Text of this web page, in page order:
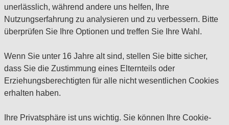
unerlässlich, während andere uns helfen, Ihre
Nutzungserfahrung zu analysieren und zu verbessern. Bitte
überprüfen Sie Ihre Optionen und treffen Sie Ihre Wahl.
Wenn Sie unter 16 Jahre alt sind, stellen Sie bitte sicher,
dass Sie die Zustimmung eines Elternteils oder
Erziehungsberechtigten für alle nicht wesentlichen Cookies
erhalten haben.
Ihre Privatsphäre ist uns wichtig. Sie können Ihre Cookie-